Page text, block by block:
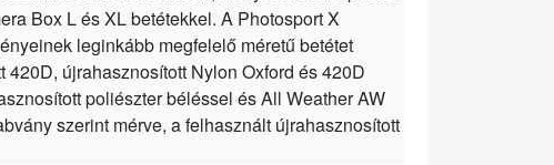
Box L és XL betétekkel. A Photosport X
leginkább megfelelő méretű betétet
újrahasznosított Nylon Oxford és 420D
poliészter béléssel és All Weather AW
szerint mérve, a felhasznált újrahasznosított